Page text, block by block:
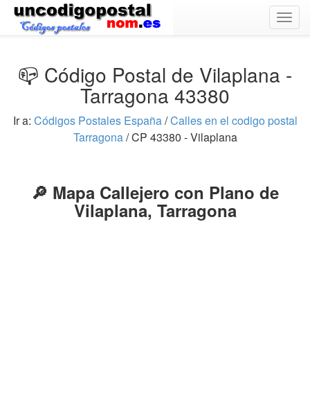
📪 Código Postal de Vilaplana -
Tarragona 43380
Ir a: Códigos Postales España/Calles en el codigo postal
Tarragona/ CP 43380 - Vilaplana
🔎 Mapa Callejero con Plano de
Vilaplana, Tarragona